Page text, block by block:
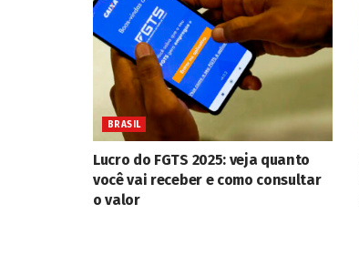
BRASIL
Lucro do FGTS 2025: veja quanto
você vai receber e como consultar
o valor